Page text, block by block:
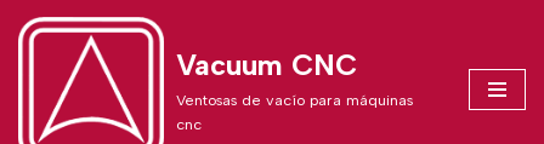
content
Vacuum CNC
Ventosas de vacío para máquinas
cnc